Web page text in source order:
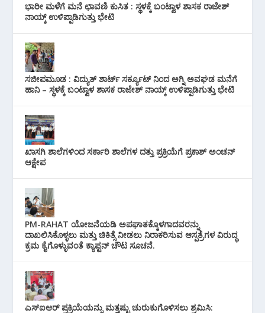
ಭಾರೀ ಮಳೆಗೆ ಮನೆ ಛಾವಣಿ ಕುಸಿತ : ಸ್ಥಳಕ್ಕೆ ಬಂಟ್ವಾಳ ಶಾಸಕ ರಾಜೇಶ್
ನಾಯ್ಕ್ ಉಳಿಪ್ಪಾಡಿಗುತ್ತು ಭೇಟಿ
ಸಜೀಪಮೂಡ : ವಿದ್ಯುತ್ ಶಾರ್ಟ್ ಸರ್ಕ್ಯೂಟ್‌ ನಿಂದ ಅಗ್ನಿ ಅವಘಡ ಮನೆಗೆ
ಹಾನಿ – ಸ್ಥಳಕ್ಕೆ ಬಂಟ್ವಾಳ ಶಾಸಕ ರಾಜೇಶ್ ನಾಯ್ಕ್ ಉಳಿಪ್ಪಾಡಿಗುತ್ತು ಭೇಟಿ
ಖಾಸಗಿ ಶಾಲೆಗಳಿಂದ ಸರ್ಕಾರಿ ಶಾಲೆಗಳ ದತ್ತು ಪ್ರಕ್ರಿಯೆಗೆ ಪ್ರಕಾಶ್ ಅಂಚನ್
ಆಕ್ಷೇಪ
PM-RAHAT ಯೋಜನೆಯಡಿ ಅಪಘಾತಕ್ಕೊಳಗಾದವರನ್ನು
ದಾಖಲಿಸಿಕೊಳ್ಳಲು ಮತ್ತು ಚಿಕಿತ್ಸೆ ನೀಡಲು ನಿರಾಕರಿಸುವ ಆಸ್ಪತ್ರೆಗಳ ವಿರುದ್ಧ
ಕ್ರಮ ಕೈಗೊಳ್ಳುವಂತೆ ಕ್ಯಾಪ್ಟನ್ ಚೌಟ ಸೂಚನೆ.
ಎಸ್‌ಐಆರ್ ಪ್ರಕ್ರಿಯೆಯನ್ನು ಮತ್ತಷ್ಟು ಚುರುಕುಗೊಳಿಸಲು ಶ್ರಮಿಸಿ: